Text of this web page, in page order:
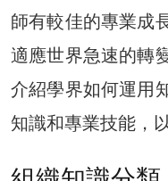
師有較佳的專業成
適應世界急速的轉
介紹學界如何運用
知識和專業技能，